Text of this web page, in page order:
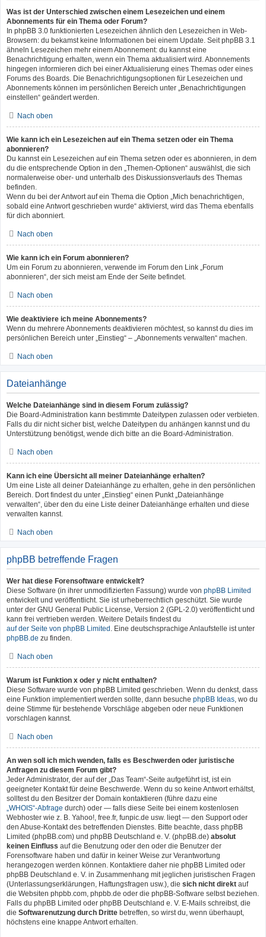
Was ist der Unterschied zwischen einem Lesezeichen und einem
Abonnements für ein Thema oder Forum?
In phpBB 3.0 funktionierten Lesezeichen ähnlich den Lesezeichen in Web-
Browsern: du bekamst keine Informationen bei einem Update. Seit phpBB 3.1
ähneln Lesezeichen mehr einem Abonnement: du kannst eine
Benachrichtigung erhalten, wenn ein Thema aktualisiert wird. Abonnements
hingegen informieren dich bei einer Aktualisierung eines Themas oder eines
Forums des Boards. Die Benachrichtigungsoptionen für Lesezeichen und
Abonnements können im persönlichen Bereich unter „Benachrichtigungen
einstellen“ geändert werden.
Nach oben
Wie kann ich ein Lesezeichen auf ein Thema setzen oder ein Thema
abonnieren?
Du kannst ein Lesezeichen auf ein Thema setzen oder es abonnieren, in dem
du die entsprechende Option in den „Themen-Optionen“ auswählst, die sich
normalerweise ober- und unterhalb des Diskussionsverlaufs des Themas
befinden.
Wenn du bei der Antwort auf ein Thema die Option „Mich benachrichtigen,
sobald eine Antwort geschrieben wurde“ aktivierst, wird das Thema ebenfalls
für dich abonniert.
Nach oben
Wie kann ich ein Forum abonnieren?
Um ein Forum zu abonnieren, verwende im Forum den Link „Forum
abonnieren“, der sich meist am Ende der Seite befindet.
Nach oben
Wie deaktiviere ich meine Abonnements?
Wenn du mehrere Abonnements deaktivieren möchtest, so kannst du dies im
persönlichen Bereich unter „Einstieg“ – „Abonnements verwalten“ machen.
Nach oben
Dateianhänge
Welche Dateianhänge sind in diesem Forum zulässig?
Die Board-Administration kann bestimmte Dateitypen zulassen oder verbieten.
Falls du dir nicht sicher bist, welche Dateitypen du anhängen kannst und du
Unterstützung benötigst, wende dich bitte an die Board-Administration.
Nach oben
Kann ich eine Übersicht all meiner Dateianhänge erhalten?
Um eine Liste all deiner Dateianhänge zu erhalten, gehe in den persönlichen
Bereich. Dort findest du unter „Einstieg“ einen Punkt „Dateianhänge
verwalten“, über den du eine Liste deiner Dateianhänge erhalten und diese
verwalten kannst.
Nach oben
phpBB betreffende Fragen
Wer hat diese Forensoftware entwickelt?
Diese Software (in ihrer unmodifizierten Fassung) wurde von phpBB Limited
entwickelt und veröffentlicht. Sie ist urheberrechtlich geschützt. Sie wurde
unter der GNU General Public License, Version 2 (GPL-2.0) veröffentlicht und
kann frei vertrieben werden. Weitere Details findest du
auf der Seite von phpBB Limited . Eine deutschsprachige Anlaufstelle ist unter
phpBB.de zu finden.
Nach oben
Warum ist Funktion x oder y nicht enthalten?
Diese Software wurde von phpBB Limited geschrieben. Wenn du denkst, dass
eine Funktion implementiert werden sollte, dann besuche phpBB Ideas, wo du
deine Stimme für bestehende Vorschläge abgeben oder neue Funktionen
vorschlagen kannst.
Nach oben
An wen soll ich mich wenden, falls es Beschwerden oder juristische
Anfragen zu diesem Forum gibt?
Jeder Administrator, der auf der „Das Team“-Seite aufgeführt ist, ist ein
geeigneter Kontakt für deine Beschwerde. Wenn du so keine Antwort erhältst,
solltest du den Besitzer der Domain kontaktieren (führe dazu eine
„WHOIS“-Abfrage durch) oder — falls diese Seite bei einem kostenlosen
Webhoster wie z. B. Yahoo!, free.fr, funpic.de usw. liegt — den Support oder
den Abuse-Kontakt des betreffenden Dienstes. Bitte beachte, dass phpBB
Limited (phpBB.com) und phpBB Deutschland e. V. (phpBB.de) absolut
keinen Einfluss auf die Benutzung oder den oder die Benutzer der
Forensoftware haben und dafür in keiner Weise zur Verantwortung
herangezogen werden können. Kontaktiere daher nie phpBB Limited oder
phpBB Deutschland e. V. in Zusammenhang mit jeglichen juristischen Fragen
(Unterlassungserklärungen, Haftungsfragen usw.), die sich nicht direkt auf
die Websiten phpbb.com, phpbb.de oder die phpBB-Software selbst beziehen.
Falls du phpBB Limited oder phpBB Deutschland e. V. E-Mails schreibst, die
die Softwarenutzung durch Dritte betreffen, so wirst du, wenn überhaupt,
höchstens eine knappe Antwort erhalten.